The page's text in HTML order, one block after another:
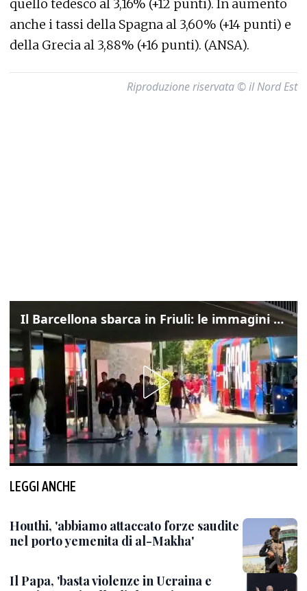
quello tedesco al 3,16% (+12 punti). In aumento
anche i tassi della Spagna al 3,60% (+14 punti) e
della Grecia al 3,88% (+16 punti). (ANSA).
Riproduzione riservata © il Nord Est
Il Barcellona sbarca in Friuli: le immagini dell'arrivo in albergo
LEGGI ANCHE
Houthi, 'abbiamo attaccato forze saudite
nel porto yemenita di al-Makha'
Il Papa, 'basta violenze in Ucraina e